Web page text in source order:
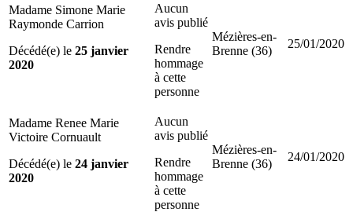
Madame Simone Marie
Raymonde Carrion
Décédé(e) le 25 janvier
2020
Aucun
avis publié
Rendre
hommage
à cette
personne
Mézières-en-
Brenne (36)
25/01/2020
Madame Renee Marie
Victoire Cornuault
Décédé(e) le 24 janvier
2020
Aucun
avis publié
Rendre
hommage
à cette
personne
Mézières-en-
Brenne (36)
24/01/2020